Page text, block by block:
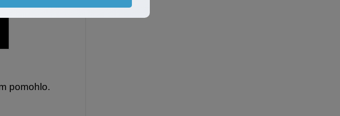
pomohlo.